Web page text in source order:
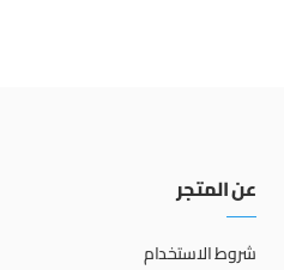
عن المتجر
شروط الاستخدام